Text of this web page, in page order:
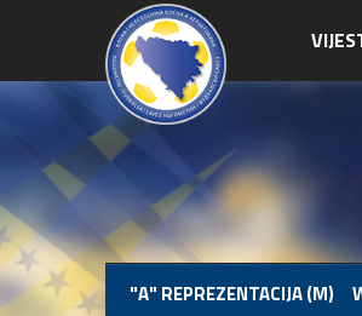
"A" REPREZENTACIJA (M)